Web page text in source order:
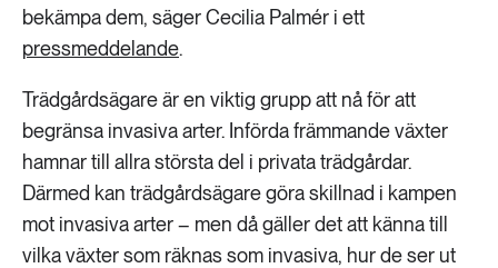
bekämpa dem, säger Cecilia Palmér i ett
pressmeddelande.
Trädgårdsägare är en viktig grupp att nå för att
begränsa invasiva arter. Införda främmande växter
hamnar till allra största del i privata trädgårdar.
Därmed kan trädgårdsägare göra skillnad i kampen
mot invasiva arter – men då gäller det att känna till
vilka växter som räknas som invasiva, hur de ser ut